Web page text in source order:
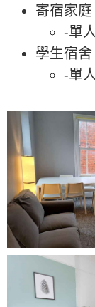
寄宿家庭
-單
學生宿舍
-單